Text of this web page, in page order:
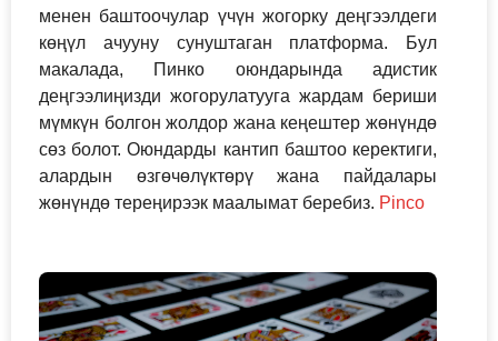
менен баштоочулар үчүн жогорку деңгээлдеги
көңүл ачууну сунуштаган платформа. Бул
макалада, Пинко оюндарында адистик
деңгээлиңизди жогорулатууга жардам бериши
мүмкүн болгон жолдор жана кеңештер жөнүндө
сөз болот. Оюндарды кантип баштоо керектиги,
алардын өзгөчөлүктөрү жана пайдалары
жөнүндө тереңирээк маалымат беребиз. Pinco